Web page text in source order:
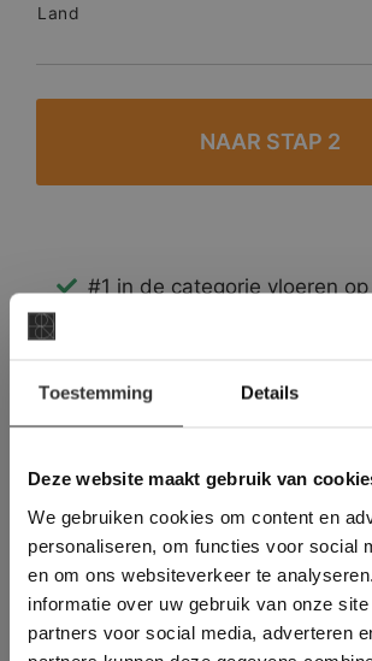
Toestemming Details
Deze website maakt gebruik van
We gebruiken cookies om content en
personaliseren, om functies voor social
en om ons websiteverkeer te
informatie over uw gebruik van onze
partners voor social media, adverteren
Land
#1 in de categorie vloeren
Binnen 24 uur een
Meer dan 500 m2 showroom
Deze website maakt
gebruik van cookies.
This Cookie Banner was deleted
longer working. Please contact the
administrator.
Deze website gebruikt cookies
gebruikerservaring te
gebruik te maken van onze website
toestemming voor alle
overeenstemming met ons
verder